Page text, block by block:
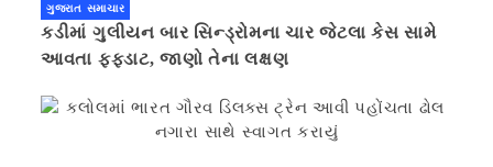
ગુજરાત સમાચાર
કડીમાં ગુલીયન બાર સિન્ડ્રોમના ચાર જેટલા કેસ સામે
આવતા ફફડાટ, જાણો તેના લક્ષણ